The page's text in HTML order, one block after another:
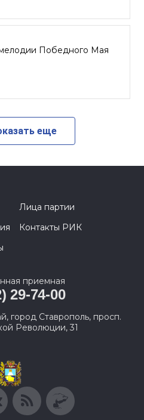
мелодии Победного Мая
еще
Лица партии
Контакты РИК
приемная
29-74-00
город Ставрополь, просп.
Революции, 31